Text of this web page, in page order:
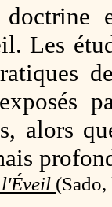
Les
alors
l'Éveil (